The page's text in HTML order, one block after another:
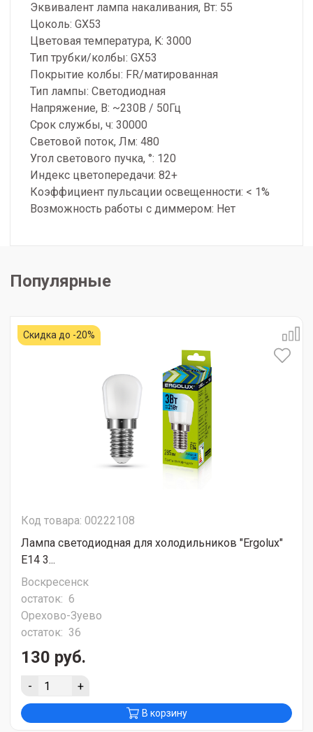
Эквивалент лампа накаливания, Вт: 55
Цоколь: GX53
Цветовая температура, K: 3000
Тип трубки/колбы: GX53
Покрытие колбы: FR/матированная
Тип лампы: Светодиодная
Напряжение, В: ~230В / 50Гц
Срок службы, ч: 30000
Световой поток, Лм: 480
Угол светового пучка, °: 120
Индекс цветопередачи: 82+
Коэффициент пульсации освещенности: < 1%
Возможность работы с диммером: Нет
Популярные
Скидка до -20%
Код товара: 00222108
Лампа светодиодная для холодильников "Ergolux"
Е14 3...
Воскресенск
остаток: 6
Орехово-Зуево
остаток: 36
130 руб.
- +
В корзину